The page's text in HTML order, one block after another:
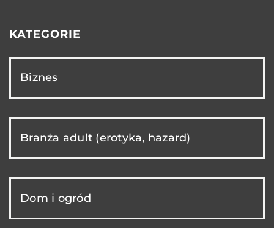
KATEGORIE
Biznes
Branża adult (erotyka, hazard)
Dom i ogród